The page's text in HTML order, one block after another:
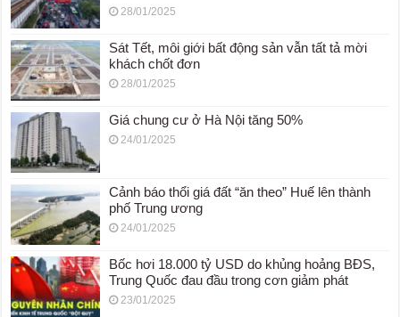
28/01/2025
Sát Tết, môi giới bất động sản vẫn tất tả mời
khách chốt đơn
28/01/2025
Giá chung cư ở Hà Nội tăng 50%
24/01/2025
Cảnh báo thổi giá đất “ăn theo” Huế lên thành
phố Trung ương
24/01/2025
Bốc hơi 18.000 tỷ USD do khủng hoảng BĐS,
Trung Quốc đau đầu trong cơn giảm phát
23/01/2025